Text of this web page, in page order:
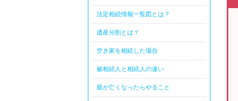
法定相続情報一覧図とは？
遺産分割とは？
空き家を相続した場合
被相続人と相続人の違い
親が亡くなったらやること